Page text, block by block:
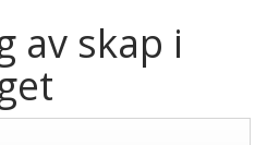
av skap i